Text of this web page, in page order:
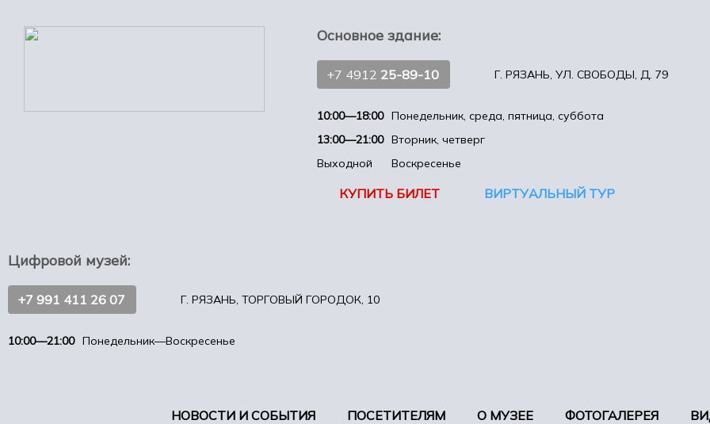
Основное здание:
+7 4912 25-89-10 Г. РЯЗАНЬ, УЛ. СВОБОДЫ, Д. 79
10:00—18:00 Понедельник, среда, пятница, суббота
13:00—21:00 Вторник, четверг
Выходной
Воскресенье
КУПИТЬ БИЛЕТ ВИРТУАЛЬНЫЙ ТУР
Цифровой музей:
+7 991 411 26 07 Г. РЯЗАНЬ, ТОРГОВЫЙ ГОРОДОК, 10
10:00—21:00 Понедельник—Воскресенье
НОВОСТИ И СОБЫТИЯ ПОСЕТИТЕЛЯМ О МУЗЕЕ ФОТОГАЛЕРЕЯ